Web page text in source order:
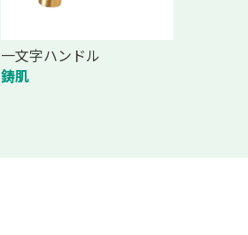
一文字ハンドル
鋳肌